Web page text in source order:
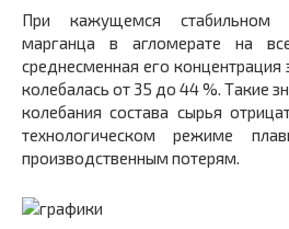
При кажущемся стабильном
марганца в агломерате на
среднесменная его
колебалась от 35 до 44 %. Такие
колебания состава сырья
технологическом режиме
производственным потерям.